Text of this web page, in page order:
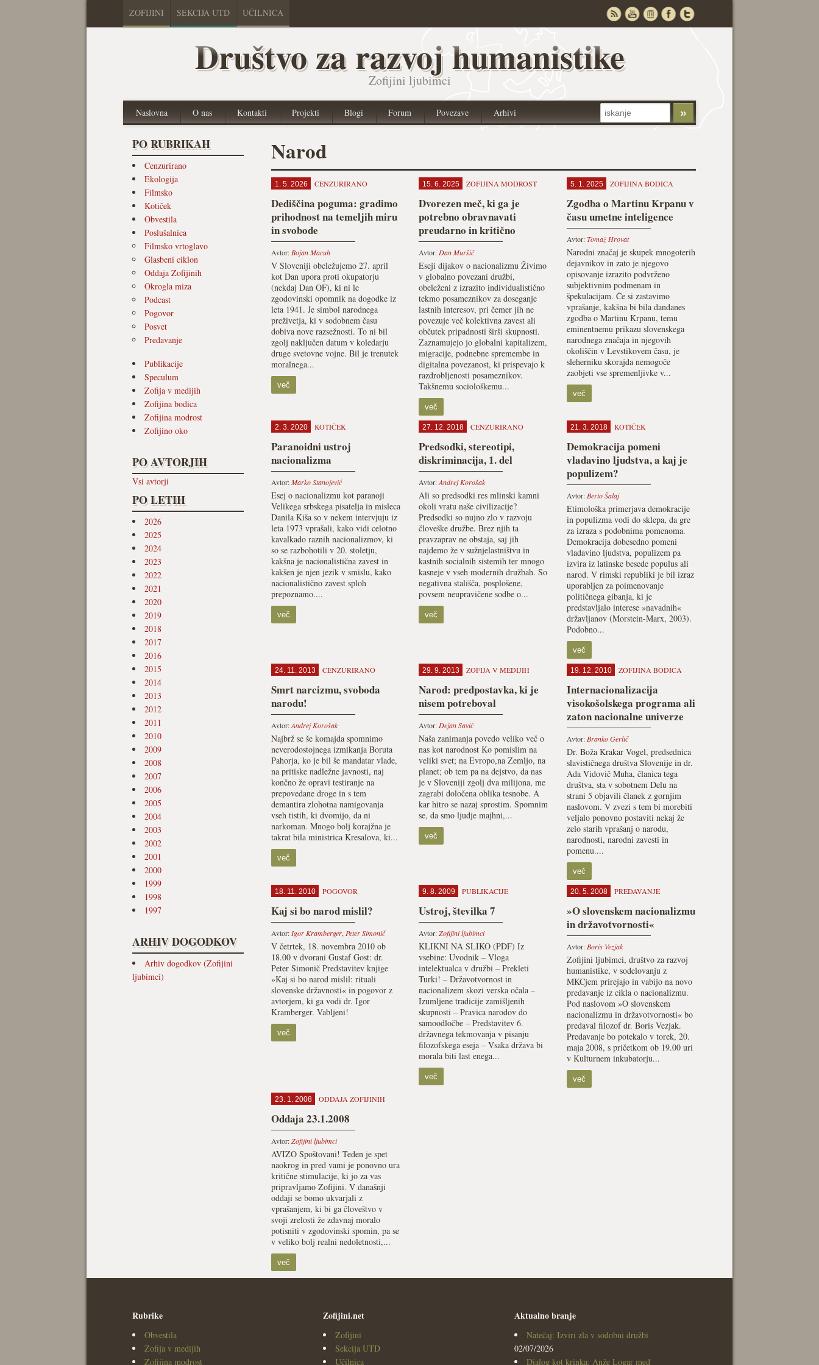
ZOFIJINI SEKCIJA UTD UČILNICA
Društvo za razvoj humanistike
Zofijini ljubimci
Naslovna O nas Kontakti Projekti Blogi Forum Povezave Arhivi
PO RUBRIKAH
Cenzurirano
Ekologija
Filmsko
Kotiček
Obvestila
Poslušalnica
Filmsko vrtoglavo
Glasbeni ciklon
Oddaja Zofijinih
Okrogla miza
Podcast
Pogovor
Posvet
Predavanje
Publikacije
Speculum
Zofija v medijih
Zofijina bodica
Zofijina modrost
Zofijino oko
PO AVTORJIH
Vsi avtorji
PO LETIH
2026
2025
2024
2023
2022
2021
2020
2019
2018
2017
2016
2015
2014
2013
2012
2011
2010
2009
2008
2007
2006
2005
2004
2003
2002
2001
2000
1999
1998
1997
ARHIV DOGODKOV
Arhiv dogodkov (Zofijini
ljubimci)
Narod
1. 5. 2026 CENZURIRANO
Dediščina poguma: gradimo
prihodnost na temeljih miru
in svobode
Avtor: Bojan Macuh
V Sloveniji obeležujemo 27. april
kot Dan upora proti okupatorju
(nekdaj Dan OF), ki ni le
zgodovinski opomnik na dogodke iz
leta 1941. Je simbol narodnega
preživetja, ki v sodobnem času
dobiva nove razsežnosti. To ni bil
zgolj naključen datum v koledarju
druge svetovne vojne. Bil je trenutek
moralnega...
več
15. 6. 2025 ZOFIJINA MODROST
Dvorezen meč, ki ga je
potrebno obravnavati
preudarno in kritično
Avtor: Dan Muršič
Eseji dijakov o nacionalizmu Živimo
v globalno povezani družbi,
obeleženi z izrazito individualistično
tekmo posameznikov za doseganje
lastnih interesov, pri čemer jih ne
povezuje več kolektivna zavest ali
občutek pripadnosti širši skupnosti.
Zaznamujejo jo globalni kapitalizem,
migracije, podnebne spremembe in
digitalna povezanost, ki prispevajo k
razdrobljenosti posameznikov.
Takšnemu sociološkemu...
več
5. 1. 2025 ZOFIJINA BODICA
Zgodba o Martinu Krpanu v
času umetne inteligence
Avtor:Tomaž Hrovat
Narodni značaj je skupek mnogoterih
dejavnikov in zato je njegovo
opisovanje izrazito podvrženo
subjektivnim podmenam in
špekulacijam. Če si zastavimo
vprašanje, kakšna bi bila dandanes
zgodba o Martinu Krpanu, temu
eminentnemu prikazu slovenskega
narodnega značaja in njegovih
okoliščin v Levstikovem času, je
sleherniku skorajda nemogoče
zaobjeti vse spremenljivke v...
več
2. 3. 2020 KOTIČEK
Paranoidni ustroj
nacionalizma
Avtor:Marko Stanojević
Esej o nacionalizmu kot paranoji
Velikega srbskega pisatelja in misleca
Danila Kiša so v nekem intervjuju iz
leta 1973 vprašali, kako vidi celotno
kavalkado raznih nacionalizmov, ki
so se razbohotili v 20. stoletju,
kakšna je nacionalistična zavest in
kakšen je njen jezik v smislu, kako
nacionalistično zavest sploh
prepoznamo....
več
27. 12. 2018 CENZURIRANO
Predsodki, stereotipi,
diskriminacija, 1. del
Avtor:Andrej Korošak
Ali so predsodki res mlinski kamni
okoli vratu naše civilizacije?
Predsodki so nujno zlo v razvoju
človeške družbe. Brez njih ta
pravzaprav ne obstaja, saj jih
najdemo že v sužnjelastništvu in
kastnih socialnih sistemih ter mnogo
kasneje v vseh modernih družbah. So
negativna stališča, posplošene,
povsem neupravičene sodbe o...
več
21. 3. 2018 KOTIČEK
Demokracija pomeni
vladavino ljudstva, a kaj je
populizem?
Avtor: Berto Šalaj
Etimološka primerjava demokracije
in populizma vodi do sklepa, da gre
za izraza s podobnima pomenoma.
Demokracija dobesedno pomeni
vladavino ljudstva, populizem pa
izvira iz latinske besede populus ali
narod. V rimski republiki je bil izraz
uporabljen za poimenovanje
političnega gibanja, ki je
predstavljalo interese »navadnih«
državljanov (Morstein-Marx, 2003).
Podobno...
več
24. 11. 2013 CENZURIRANO
Smrt narcizmu, svoboda
narodu!
Avtor:Andrej Korošak
Najbrž se še komajda spomnimo
neverodostojnega izmikanja Boruta
Pahorja, ko je bil še mandatar vlade,
na pritiske nadležne javnosti, naj
končno že opravi testiranje na
prepovedane droge in s tem
demantira zlohotna namigovanja
vseh tistih, ki dvomijo, da ni
narkoman. Mnogo bolj korajžna je
takrat bila ministrica Kresalova, ki...
več
29. 9. 2013 ZOFIJA V MEDIJIH
Narod: predpostavka, ki je
nisem potreboval
Avtor: Dejan Savić
Naša zanimanja povedo veliko več o
nas kot narodnost Ko pomislim na
veliki svet; na Evropo,na Zemljo, na
planet; ob tem pa na dejstvo, da nas
je v Sloveniji zgolj dva milijona, me
zagrabi določena oblika tesnobe. A
kar hitro se nazaj sprostim. Spomnim
se, da smo ljudje majhni,...
več
19. 12. 2010 ZOFIJINA BODICA
Internacionalizacija
visokošolskega programa ali
zaton nacionalne univerze
Avtor: Branko Gerlič
Dr. Boža Krakar Vogel, predsednica
slavističnega društva Slovenije in dr.
Ada Vidovič Muha, članica tega
društva, sta v sobotnem Delu na
strani 5 objavili članek z gornjim
naslovom. V zvezi s tem bi morebiti
veljalo ponovno postaviti nekaj že
zelo starih vprašanj o narodu,
narodnosti, narodni zavesti in
pomenu....
več
18. 11. 2010 POGOVOR
Kaj si bo narod mislil?
Avtor: Igor Kramberger, Peter Simonič
V četrtek, 18. novembra 2010 ob
18.00 v dvorani Gustaf Gost: dr.
Peter Simonič Predstavitev knjige
»Kaj si bo narod mislil: rituali
slovenske državnosti« in pogovor z
avtorjem, ki ga vodi dr. Igor
Kramberger. Vabljeni!
več
9. 8. 2009 PUBLIKACIJE
Ustroj, številka 7
Avtor:Zofijini ljubimci
KLIKNI NA SLIKO (PDF) Iz
vsebine: Uvodnik – Vloga
intelektualca v družbi – Prekleti
Turki! – Državotvornost in
nacionalizem skozi verska očala –
Izumljene tradicije zamišljenih
skupnosti – Pravica narodov do
samoodločbe – Predstavitev 6.
državnega tekmovanja v pisanju
filozofskega eseja – Vsaka država bi
morala biti last enega...
več
20. 5. 2008 PREDAVANJE
»O slovenskem nacionalizmu
in državotvornosti«
Avtor: Boris Vezjak
Zofijini ljubimci, društvo za razvoj
humanistike, v sodelovanju z
MKCjem prirejajo in vabijo na novo
predavanje iz cikla o nacionalizmu.
Pod naslovom »O slovenskem
nacionalizmu in državotvornosti« bo
predaval filozof dr. Boris Vezjak.
Predavanje bo potekalo v torek, 20.
maja 2008, s pričetkom ob 19.00 uri
v Kulturnem inkubatorju...
več
23. 1. 2008 ODDAJA ZOFIJINIH
Oddaja 23.1.2008
Avtor:Zofijini ljubimci
AVIZO Spoštovani! Teden je spet
naokrog in pred vami je ponovno ura
kritične stimulacije, ki jo za vas
pripravljamo Zofijini. V današnji
oddaji se bomo ukvarjali z
vprašanjem, ki bi ga človeštvo v
svoji zrelosti že zdavnaj moralo
potisniti v zgodovinski spomin, pa se
v veliko bolj realni nedoletnosti,...
več
Rubrike
Obvestila
Zofija v medijih
Zofijina modrost
Zofijini.net
Zofijini
Sekcija UTD
Učilnica
Aktualno branje
Natečaj: Izviri zla v sodobni družbi
02/07/2026
Dialog kot krinka: Anže Logar med